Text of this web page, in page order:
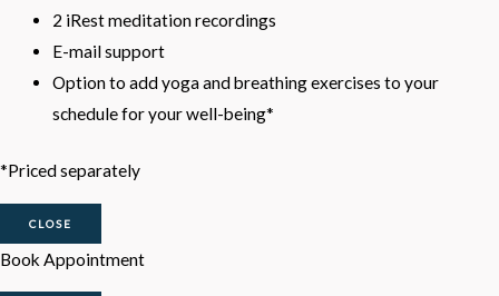
2 iRest meditation recordings
E-mail support
Option to add yoga and breathing exercises to your
schedule for your well-being*
*Priced separately
CLOSE
Book Appointment